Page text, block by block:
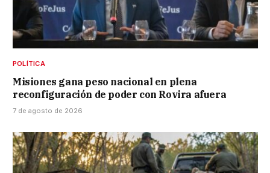
POLÍTICA
Misiones gana peso nacional en plena
reconfiguración de poder con Rovira afuera
7 de agosto de 2026